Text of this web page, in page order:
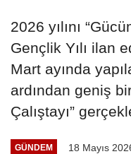
2026 yılını
Gençlik Yılı ilan
Mart ayında
ardından geniş
Çalıştayı”
GÜNDEM 18 Mayıs